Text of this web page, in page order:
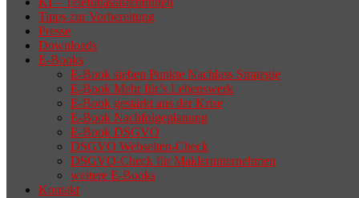
Tipps zur Vorbereitung
Presse
Downloads
E-Books
E-Book sieben Punkte Nachlass Strategie
E-Book Mehr für’s Lebenswerk
E-Book gestärkt aus der Krise
E-Book Nachfolgeplanung
E-Book DSGVO
DSGVO Webseiten-Check
DSGVO-Check für Maklerunternehmen
weitere E-Books
Kontakt